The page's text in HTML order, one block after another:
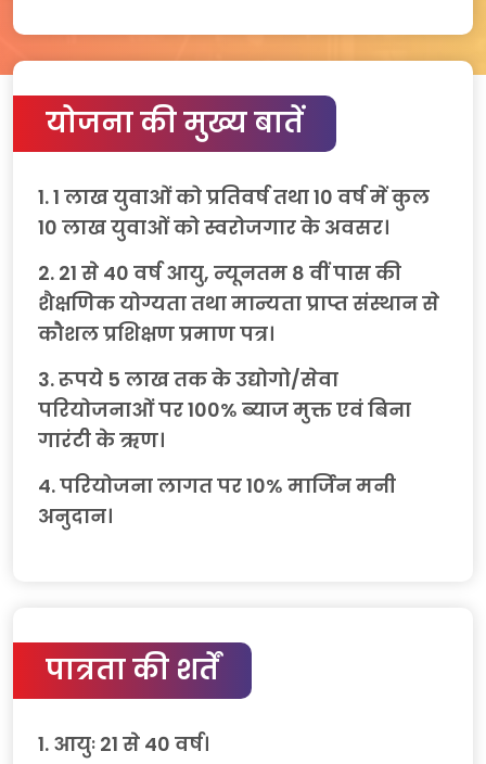
योजना की मुख्य बातें
1. 1 लाख युवाओं को प्रतिवर्ष तथा 10 वर्ष में कुल
10 लाख युवाओं को स्वरोजगार के अवसर।
2. 21 से 40 वर्ष आयु, न्यूनतम 8 वीं पास की
शैक्षणिक योग्यता तथा मान्यता प्राप्त संस्थान से
कौशल प्रशिक्षण प्रमाण पत्र।
3. रूपये 5 लाख तक के उद्योगो/सेवा
परियोजनाओं पर 100% ब्याज मुक्त एवं बिना
गारंटी के ऋण।
4. परियोजना लागत पर 10% मार्जिन मनी
अनुदान।
पात्रता की शर्तें
1. आयुः 21 से 40 वर्ष।